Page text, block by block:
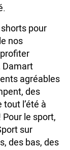
pour
nos
Damart
agréables
des
l’été à
le sport,
sur
des bas, des